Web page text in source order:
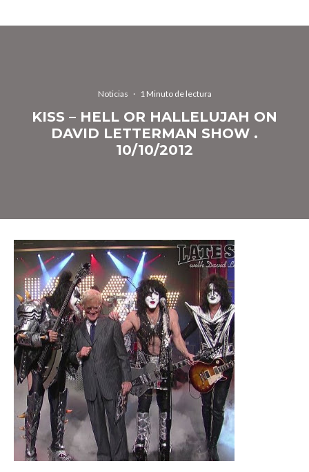
Noticias · 1 Minuto de lectura
KISS – HELL OR HALLELUJAH ON
DAVID LETTERMAN SHOW .
10/10/2012